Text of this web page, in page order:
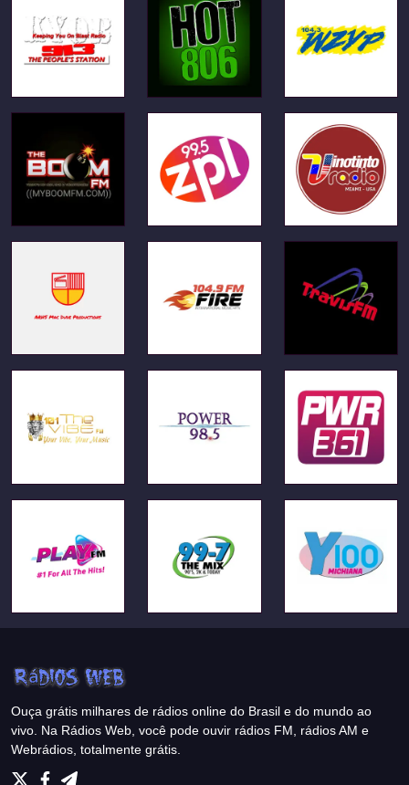
Ouça grátis milhares de rádios online do Brasil e do mundo ao
vivo. Na Rádios Web, você pode ouvir rádios FM, rádios AM e
Webrádios, totalmente grátis.